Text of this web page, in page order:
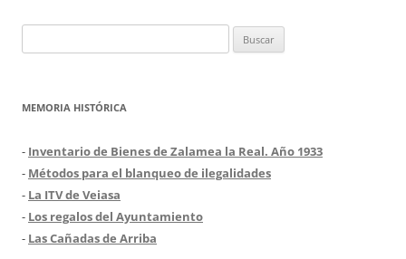
MEMORIA HISTÓRICA
- Inventario de Bienes de Zalamea la Real. Año 1933
- Métodos para el blanqueo de ilegalidades
- La ITV de Veiasa
- Los regalos del Ayuntamiento
- Las Cañadas de Arriba